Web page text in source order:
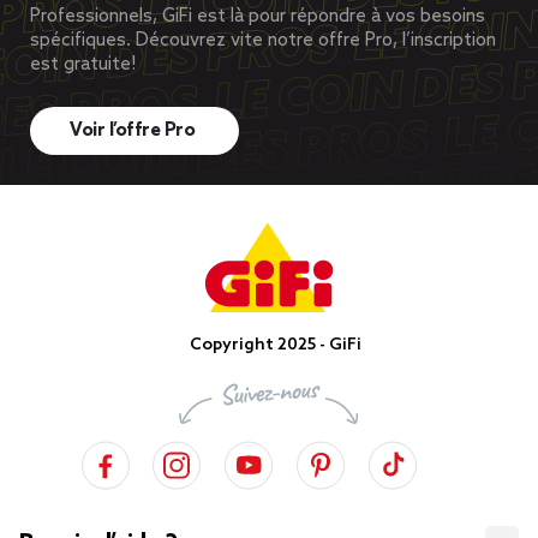
Professionnels, GiFi est là pour répondre à vos besoins
spécifiques. Découvrez vite notre offre Pro, l’inscription
est gratuite!
Voir l’offre Pro
Copyright 2025 - GiFi